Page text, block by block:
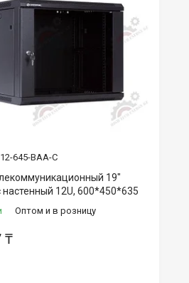
645-BAA-C
19"
настенный 12U, 600*450*635
Оптом и в розницу
₸